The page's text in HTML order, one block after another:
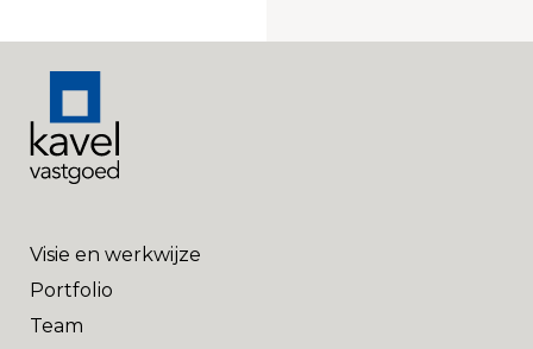
Visie en werkwijze
Portfolio
Team